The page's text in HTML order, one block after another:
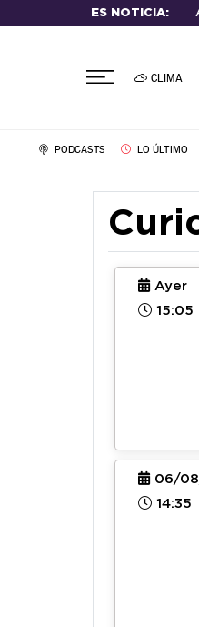
ES NOTICIA:
CLIMA
PODCASTS LO ÚLTIMO
Ayer
15:05
06/
14:35